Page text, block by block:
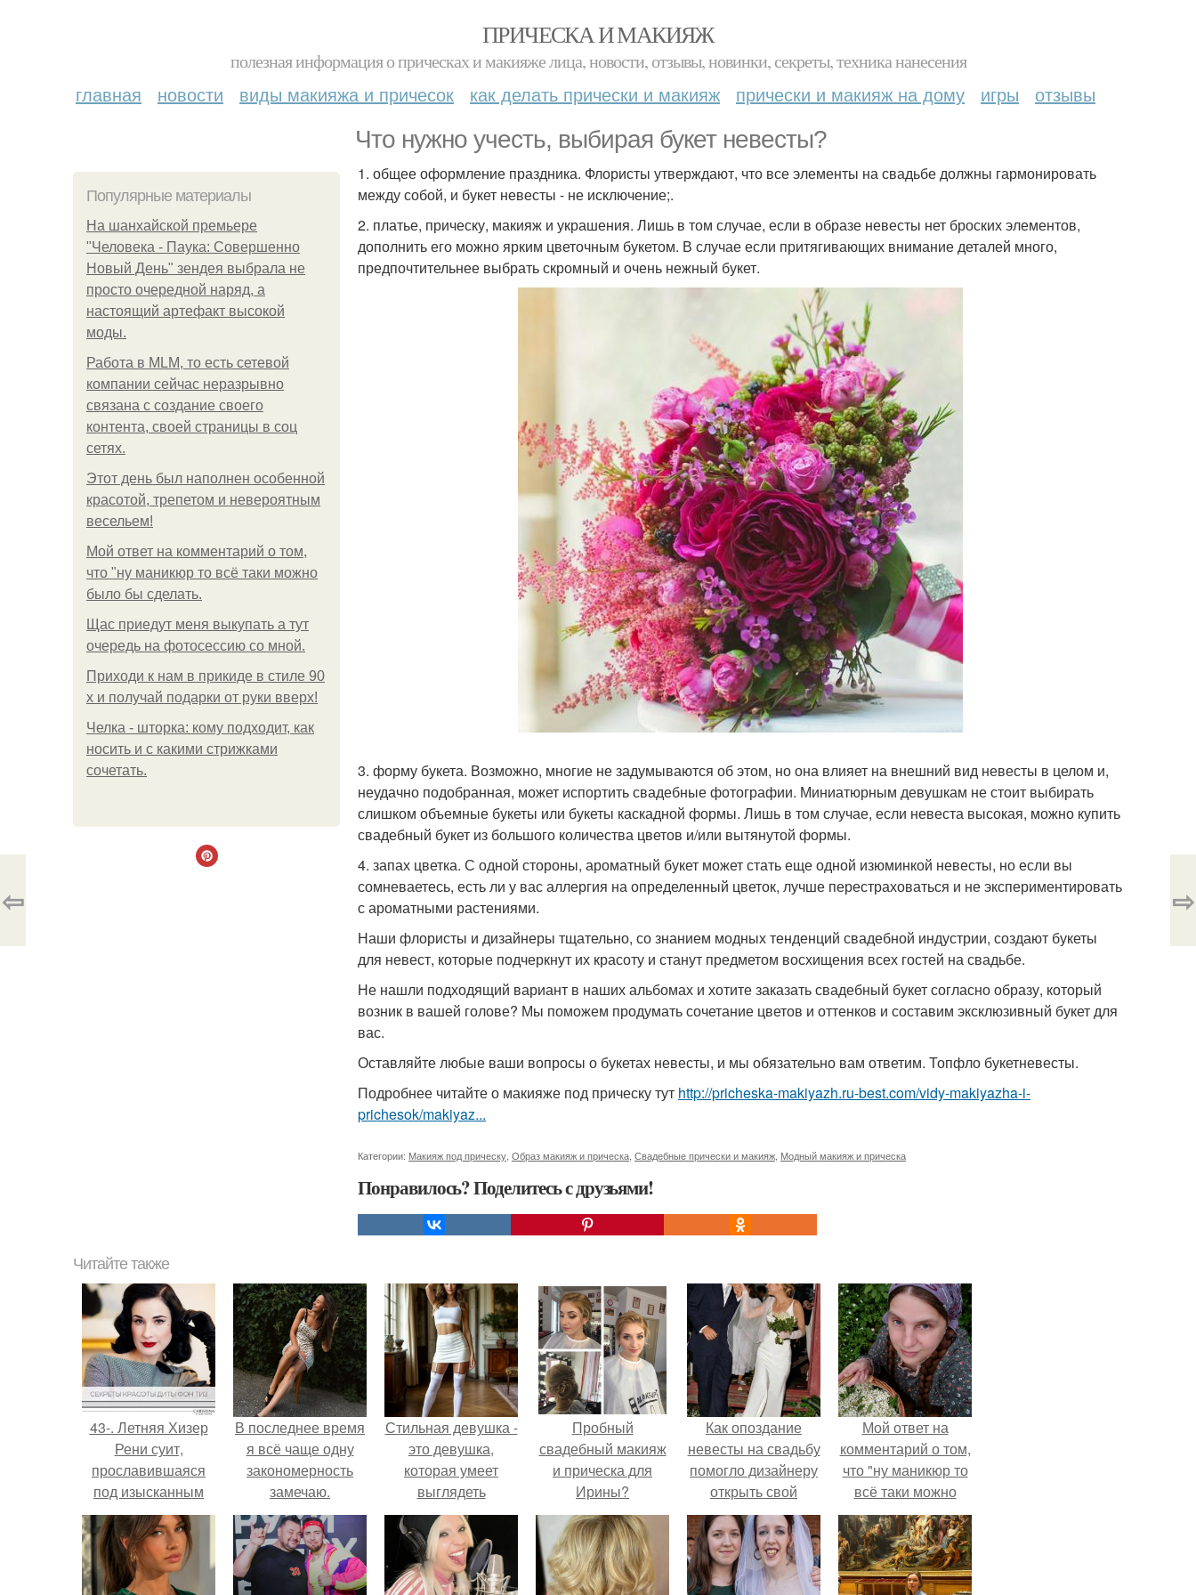
ПРИЧЕСКА И МАКИЯЖ
полезная информация о прическах и макияже лица, новости, отзывы, новинки, секреты, техника нанесения
главная новости виды макияжа и причесок как делать прически и макияж прически и макияж на дому игры отзывы
Что нужно учесть, выбирая букет невесты?
Популярные материалы
На шанхайской премьере
"Человека - Паука: Совершенно
Новый День" зендея выбрала не
просто очередной наряд, а
настоящий артефакт высокой
моды.
Работа в MLM, то есть сетевой
компании сейчас неразрывно
связана с создание своего
контента, своей страницы в соц
сетях.
Этот день был наполнен особенной
красотой, трепетом и невероятным
весельем!
Мой ответ на комментарий о том,
что "ну маникюр то всё таки можно
было бы сделать.
Щас приедут меня выкупать а тут
очередь на фотосессию со мной.
Приходи к нам в прикиде в стиле 90
х и получай подарки от руки вверх!
Челка - шторка: кому подходит, как
носить и с какими стрижками
сочетать.
1. общее оформление праздника. Флористы утверждают, что все элементы на свадьбе должны гармонировать
между собой, и букет невесты - не исключение;.
2. платье, прическу, макияж и украшения. Лишь в том случае, если в образе невесты нет броских элементов,
дополнить его можно ярким цветочным букетом. В случае если притягивающих внимание деталей много,
предпочтительнее выбрать скромный и очень нежный букет.
3. форму букета. Возможно, многие не задумываются об этом, но она влияет на внешний вид невесты в целом и,
неудачно подобранная, может испортить свадебные фотографии. Миниатюрным девушкам не стоит выбирать
слишком объемные букеты или букеты каскадной формы. Лишь в том случае, если невеста высокая, можно купить
свадебный букет из большого количества цветов и/или вытянутой формы.
4. запах цветка. С одной стороны, ароматный букет может стать еще одной изюминкой невесты, но если вы
сомневаетесь, есть ли у вас аллергия на определенный цветок, лучше перестраховаться и не экспериментировать
с ароматными растениями.
Наши флористы и дизайнеры тщательно, со знанием модных тенденций свадебной индустрии, создают букеты
для невест, которые подчеркнут их красоту и станут предметом восхищения всех гостей на свадьбе.
Не нашли подходящий вариант в наших альбомах и хотите заказать свадебный букет согласно образу, который
возник в вашей голове? Мы поможем продумать сочетание цветов и оттенков и составим эксклюзивный букет для
вас.
Оставляйте любые ваши вопросы о букетах невесты, и мы обязательно вам ответим. Топфло букетневесты.
Подробнее читайте о макияже под прическу тут http://pricheska-makiyazh.ru-best.com/vidy-makiyazha-i-
prichesok/makiyaz...
Категории: Макияж под прическу Образ макияж и прическа Свадебные прически и макияж Модный макияж и прическа
Понравилось? Поделитесь с друзьями!
⇦ ⇨
Читайте также
43-. Летняя Хизер
Рени суит,
прославившаяся
под изысканным
псевдонимом Дита
фон тиз -
несомненно, одна
из красивейших
В последнее время
я всё чаще одну
закономерность
замечаю.
Стильная девушка -
это девушка,
которая умеет
выглядеть
привлекательно и
элегантно в любои
ситуации.
Пробный
свадебный макияж
и прическа для
Ирины?
Как опоздание
невесты на свадьбу
помогло дизайнеру
открыть свой
бренд.
Мой ответ на
комментарий о том,
что "ну маникюр то
всё таки можно
было бы сделать.